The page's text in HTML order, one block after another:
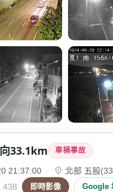
33.1km 車禍事故
21:37:00 · 北部 五股
即時影像 Google